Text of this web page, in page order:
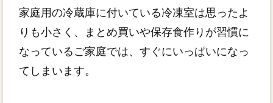
家庭用の冷蔵庫に付いている冷凍室は思ったよ
りも小さく、まとめ買いや保存食作りが習慣に
なっているご家庭では、すぐにいっぱいになっ
てしまいます。